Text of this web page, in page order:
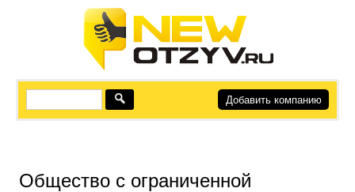
Добавить компанию
Общество с ограниченной